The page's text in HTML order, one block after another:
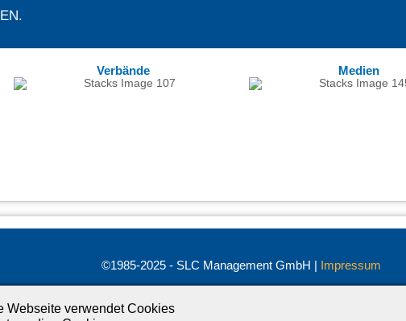
Verbände Medien
©1985-2025 - SLC Management GmbH | Impressum
Webseite verwendet Cookies